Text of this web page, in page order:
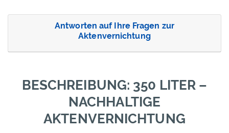
Antworten auf Ihre Fragen zur
Aktenvernichtung
BESCHREIBUNG: 350 LITER –
NACHHALTIGE
AKTENVERNICHTUNG